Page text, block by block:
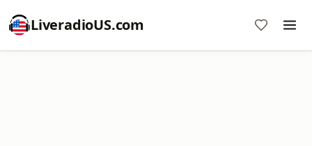
LiveradioUS.com